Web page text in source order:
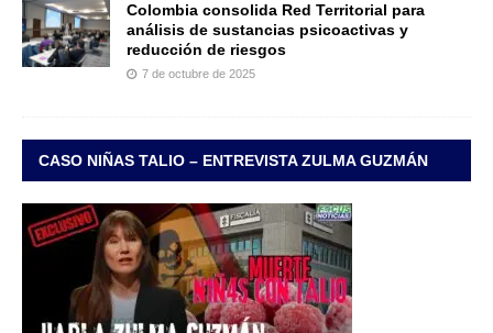
Colombia consolida Red Territorial para
análisis de sustancias psicoactivas y
reducción de riesgos
7 de octubre de 2025
CASO NIÑAS TALIO – ENTREVISTA ZULMA GUZMÁN